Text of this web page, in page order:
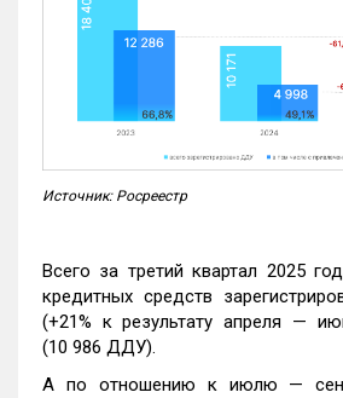
Источник: Росреестр
Всего за третий квартал 2025
кредитных средств
(+21% к результату апреля —
(10 986 ДДУ).
А по отношению к июлю —